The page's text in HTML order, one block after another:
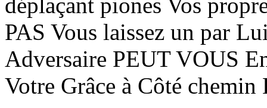
PAS Vous laissez un par
Adversaire PEUT VOUS
Votre Grâce à Côté chemin